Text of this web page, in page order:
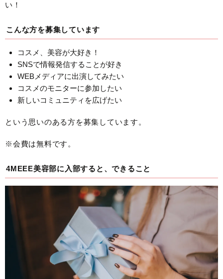
い！
こんな方を募集しています
コスメ、美容が大好き！
SNSで情報発信することが好き
WEBメディアに出演してみたい
コスメのモニターに参加したい
新しいコミュニティを広げたい
という思いのある方を募集しています。
※会費は無料です。
4MEEE美容部に入部すると、できること